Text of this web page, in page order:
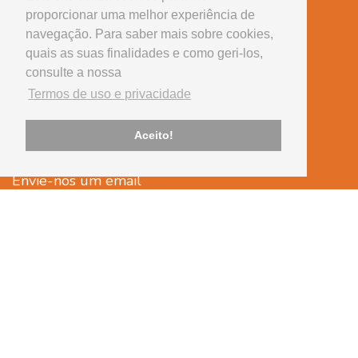
proporcionar uma melhor experiência de
navegação. Para saber mais sobre cookies,
quais as suas finalidades e como geri-los,
consulte a nossa
Termos de uso e privacidade
Aceito!
Serviços
Equipamento
Tem alguma questão?
Telefone
(chamada para rede fixa nacional)
Envie-nos um email